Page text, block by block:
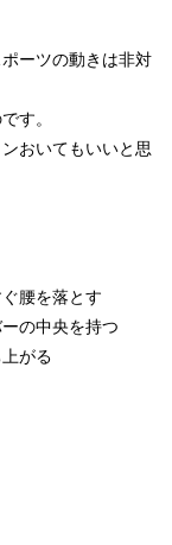
ーツの動きは非対
す。
おいてもいいと思
腰を落とす
の中央を持つ
がる